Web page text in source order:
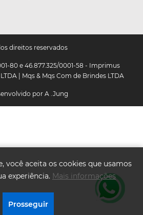
.
você aceita os cookies que usamos
experiência. Mais informações
Prosseguir
direitos reservados
80 e 46.877.325/0001-58 - Imprimus
| Mqs & Mqs Com de Brindes LTDA
porA .Jung